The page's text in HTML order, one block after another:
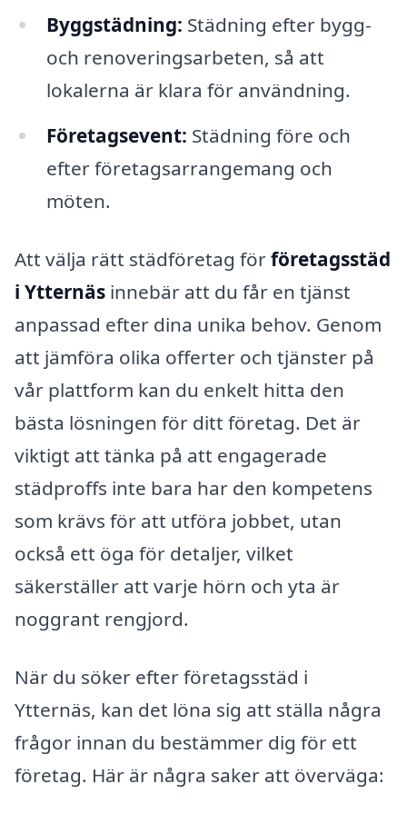
Byggstädning: Städning efter bygg-
och renoveringsarbeten, så att
lokalerna är klara för användning.
Företagsevent: Städning före och
efter företagsarrangemang och
möten.
Att välja rätt städföretag förföretagsstäd
i Ytternäs innebär att du får en tjänst
anpassad efter dina unika behov. Genom
att jämföra olika offerter och tjänster på
vår plattform kan du enkelt hitta den
bästa lösningen för ditt företag. Det är
viktigt att tänka på att engagerade
städproffs inte bara har den kompetens
som krävs för att utföra jobbet, utan
också ett öga för detaljer, vilket
säkerställer att varje hörn och yta är
noggrant rengjord.
När du söker efter företagsstäd i
Ytternäs, kan det löna sig att ställa några
frågor innan du bestämmer dig för ett
företag. Här är några saker att överväga: